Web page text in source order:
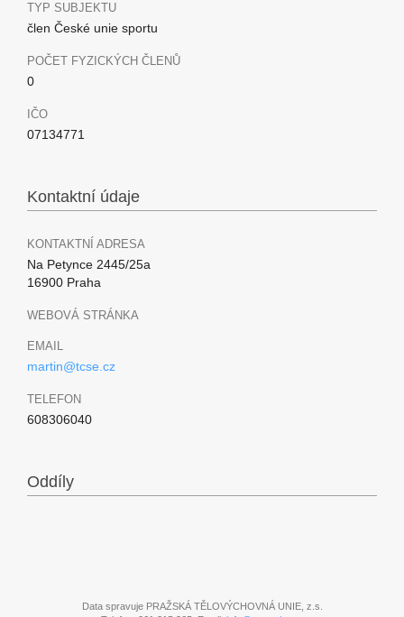
TYP SUBJEKTU
člen České unie sportu
POČET FYZICKÝCH ČLENŮ
0
IČO
07134771
Kontaktní údaje
KONTAKTNÍ ADRESA
Na Petynce 2445/25a
16900 Praha
WEBOVÁ STRÁNKA
EMAIL
martin@tcse.cz
TELEFON
608306040
Oddíly
Data spravuje PRAŽSKÁ TĚLOVÝCHOVNÁ UNIE, z.s.